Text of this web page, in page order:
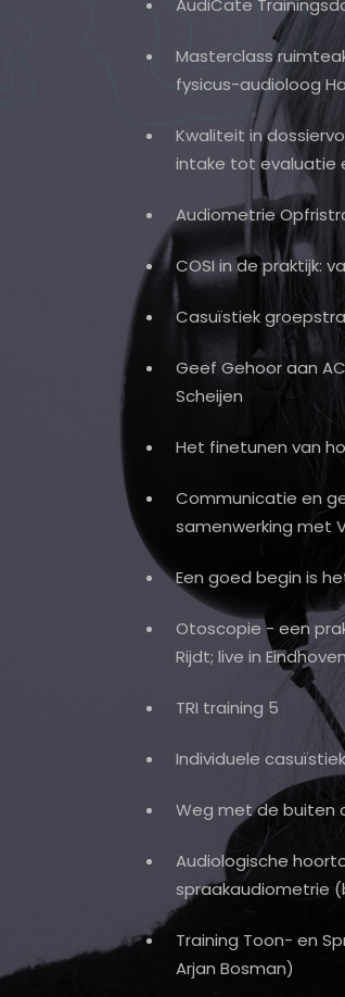
AudiCate
Masterclass
fysicus-audioloog
Kwaliteit in
intake tot evaluatie
Audiometrie
COSI in de praktijk:
Casuïstiek
Geef Gehoor aan
Scheijen
Het finetunen van
Communicatie en
samenwerking met
Een goed begin is
Otoscopie - een
Rijdt; live in
TRI training 5
Individuele
Weg met de buiten
Audiologische
spraakaudiometrie
Training Toon- en
Arjan Bosman)